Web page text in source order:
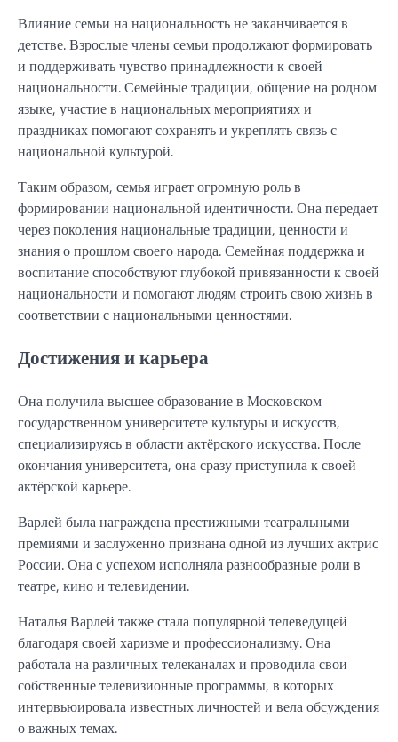
Влияние семьи на национальность не заканчивается в
детстве. Взрослые члены семьи продолжают формировать
и поддерживать чувство принадлежности к своей
национальности. Семейные традиции, общение на родном
языке, участие в национальных мероприятиях и
праздниках помогают сохранять и укреплять связь с
национальной культурой.
Таким образом, семья играет огромную роль в
формировании национальной идентичности. Она передает
через поколения национальные традиции, ценности и
знания о прошлом своего народа. Семейная поддержка и
воспитание способствуют глубокой привязанности к своей
национальности и помогают людям строить свою жизнь в
соответствии с национальными ценностями.
Достижения и карьера
Она получила высшее образование в Московском
государственном университете культуры и искусств,
специализируясь в области актёрского искусства. После
окончания университета, она сразу приступила к своей
актёрской карьере.
Варлей была награждена престижными театральными
премиями и заслуженно признана одной из лучших актрис
России. Она с успехом исполняла разнообразные роли в
театре, кино и телевидении.
Наталья Варлей также стала популярной телеведущей
благодаря своей харизме и профессионализму. Она
работала на различных телеканалах и проводила свои
собственные телевизионные программы, в которых
интервьюировала известных личностей и вела обсуждения
о важных темах.